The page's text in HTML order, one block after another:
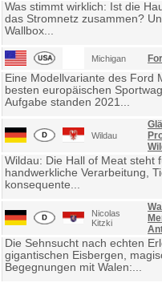
Was stimmt wirklich: Ist die
das Stromnetz zusammen?
Wallbox...
Michigan
Eine Modellvariante des Ford
besten europäischen
Aufgabe standen 2021...
Wildau
Wildau: Die Hall of Meat steht
handwerkliche Verarbeitung,
konsequente...
Nicolas
Kitzki
Die Sehnsucht nach echten
gigantischen Eisbergen,
Begegnungen mit Walen:...